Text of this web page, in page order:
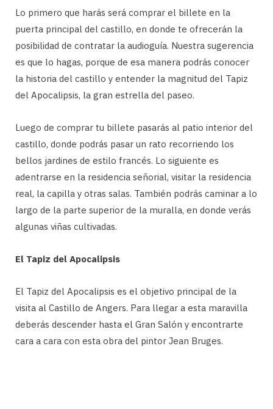
Lo primero que harás será comprar el billete en la
puerta principal del castillo, en donde te ofrecerán la
posibilidad de contratar la audioguía. Nuestra sugerencia
es que lo hagas, porque de esa manera podrás conocer
la historia del castillo y entender la magnitud del Tapiz
del Apocalipsis, la gran estrella del paseo.
Luego de comprar tu billete pasarás al patio interior del
castillo, donde podrás pasar un rato recorriendo los
bellos jardines de estilo francés. Lo siguiente es
adentrarse en la residencia señorial, visitar la residencia
real, la capilla y otras salas. También podrás caminar a lo
largo de la parte superior de la muralla, en donde verás
algunas viñas cultivadas.
El Tapiz del Apocalipsis
El Tapiz del Apocalipsis es el objetivo principal de la
visita al Castillo de Angers. Para llegar a esta maravilla
deberás descender hasta el Gran Salón y encontrarte
cara a cara con esta obra del pintor Jean Bruges.